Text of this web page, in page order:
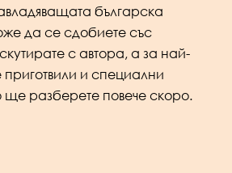
българска
да се сдобиете със
с автора, а за най-
приготвили и специални
ще разберете повече скоро.